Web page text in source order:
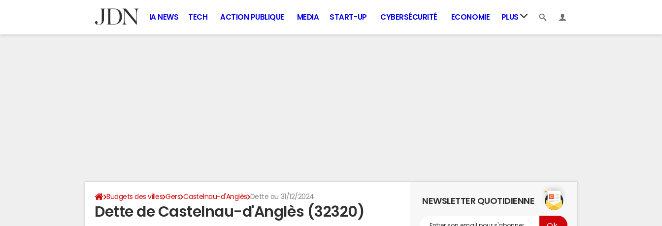
IA NEWS TECH ACTION PUBLIQUE MEDIA START-UP CYBERSÉCURITÉ ECONOMIE PLUS
Budgets des villes Gers Castelnau-d'Anglès Dette au 31/12/2024
Dette de Castelnau-d'Anglès (32320)
NEWSLETTER QUOTIDIENNE